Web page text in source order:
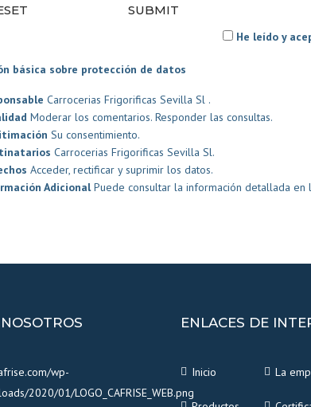
SUBMIT
He leído y
básica sobre protección de datos
Carrocerias Frigorificas Sevilla Sl .
Moderar los comentarios. Responder las consultas.
Su consentimiento.
Carrocerias Frigorificas Sevilla Sl.
Acceder, rectificar y suprimir los datos.
AdicionalPuede consultar la información detallada en
ENLACES DE
Inicio La